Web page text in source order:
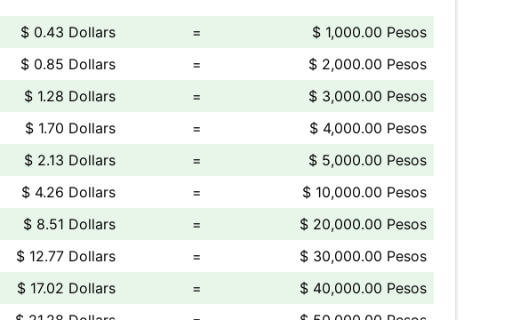
$ 0.43 Dollars =
$ 1,000.00 Pesos
$ 0.85 Dollars
=
$ 2,000.00 Pesos
$ 1.28 Dollars
=
$ 3,000.00 Pesos
$ 1.70 Dollars
=
$ 4,000.00 Pesos
$ 2.13 Dollars
=
$ 5,000.00 Pesos
$ 4.26 Dollars
=
$ 10,000.00 Pesos
$ 8.51 Dollars
=
$ 20,000.00 Pesos
$ 12.77 Dollars
=
$ 30,000.00 Pesos
$ 17.02 Dollars
=
$ 40,000.00 Pesos